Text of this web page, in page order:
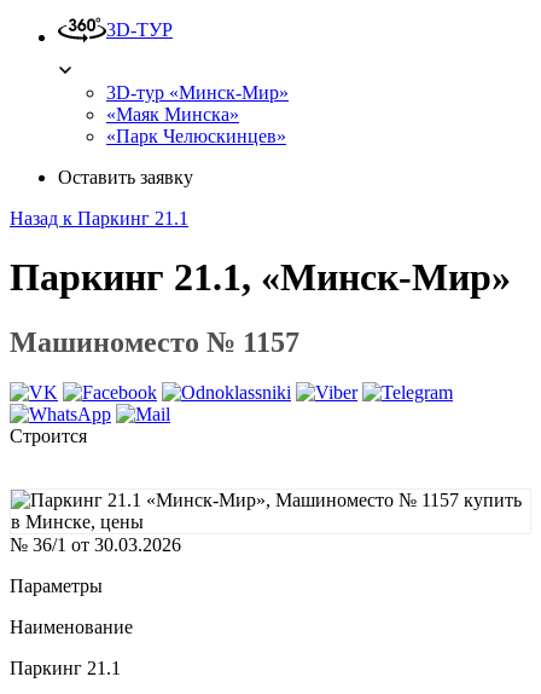
3D-ТУР
3D-тур «Минск-Мир»
«Маяк Минска»
«Парк Челюскинцев»
Оставить заявку
Назад к Паркинг 21.1
Паркинг 21.1, «Минск-Мир»
Машиноместо № 1157
Строится
№ 36/1 от 30.03.2026
Параметры
Наименование
Паркинг 21.1